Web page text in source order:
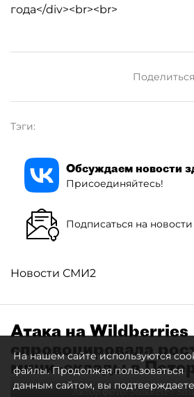
года</div><br><br>
Тэги:
Обсуждаем новости
Присоединяйтесь!
Подписаться на новости
Новости СМИ2
Атака на Wildberries
спровоцировала
мини–склады в
Автор фото:Stokkete /
На нашем сайте используются
файлы. Продолжая пользоваться
данным сайтом, вы подтверждаете